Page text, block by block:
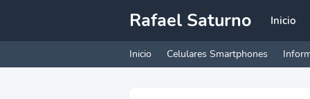
Rafael Saturno Inicio
Inicio Celulares Smartphones